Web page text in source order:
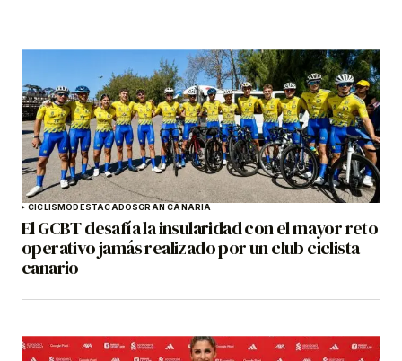
CICLISMODESTACADOSGRAN CANARIA
El GCBT desafía la insularidad con el mayor reto
operativo jamás realizado por un club ciclista
canario